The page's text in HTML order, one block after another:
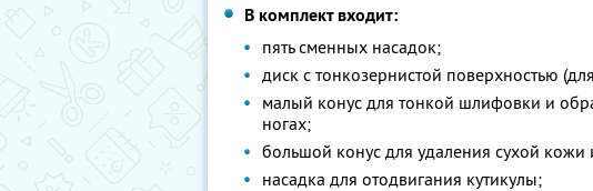
В комплект входит:
пять сменных насадок;
диск с тонкозернистой поверхностью
малый конус для тонкой шлифовки и
ногах;
большой конус для удаления сухой кожи
насадка для отодвигания кутикулы;